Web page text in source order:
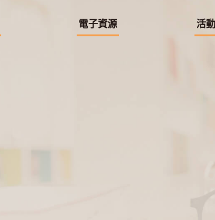
電子資源 活